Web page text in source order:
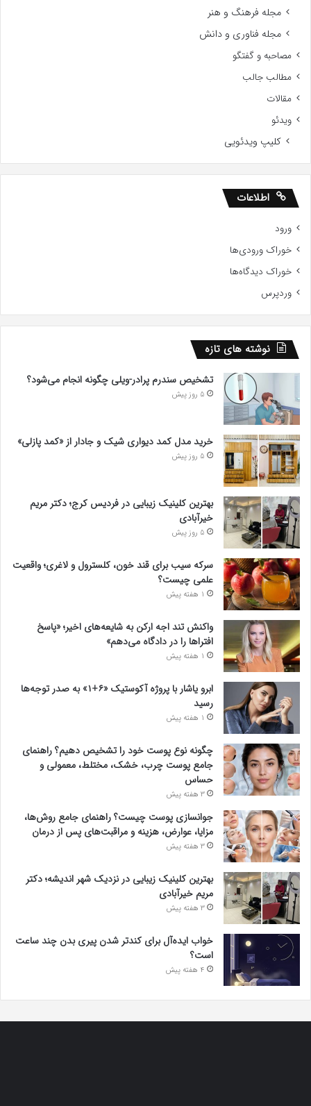
مجله فرهنگ و هنر
مجله فناوری و دانش
مصاحبه و گفتگو
مطالب جالب
مقالات
ویدئو
کلیپ ویدئویی
اطلاعات
ورود
خوراک ورودی‌ها
خوراک دیدگاه‌ها
وردپرس
نوشته های تازه
تشخیص سندرم پرادر-ویلی چگونه انجام می‌شود؟
5 روز پیش
خرید مدل کمد دیواری شیک و جادار از «کمد پازلی»
5 روز پیش
بهترین کلینیک زیبایی در فردیس کرج؛ دکتر مریم
خیرآبادی
5 روز پیش
سرکه سیب برای قند خون، کلسترول و لاغری؛ واقعیت
علمی چیست؟
1 هفته پیش
واکنش تند اجه ارکن به شایعه‌های اخیر؛ «پاسخ
افتراها را در دادگاه می‌دهم»
1 هفته پیش
ابرو یاشار با پروژه آکوستیک «۶+۱» به صدر توجه‌ها
رسید
1 هفته پیش
چگونه نوع پوست خود را تشخیص دهیم؟ راهنمای
جامع پوست چرب، خشک، مختلط، معمولی و
حساس
3 هفته پیش
جوانسازی پوست چیست؟ راهنمای جامع روش‌ها،
مزایا، عوارض، هزینه و مراقبت‌های پس از درمان
3 هفته پیش
بهترین کلینیک زیبایی در نزدیک شهر اندیشه؛ دکتر
مریم خیرآبادی
3 هفته پیش
خواب ایده‌آل برای کندتر شدن پیری بدن چند ساعت
است؟
4 هفته پیش